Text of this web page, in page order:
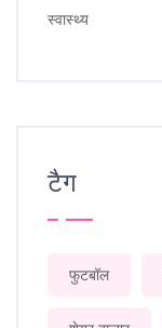
स्वास्थ्य
टैग
फुटबॉल